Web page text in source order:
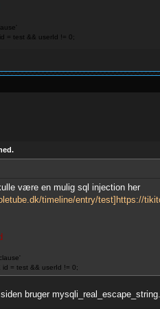
= test && userId != 0;
være en mulig sql injection her
timeline/entry/test]https://
id = test && userId != 0;
bruger mysqli_real_escape_string.